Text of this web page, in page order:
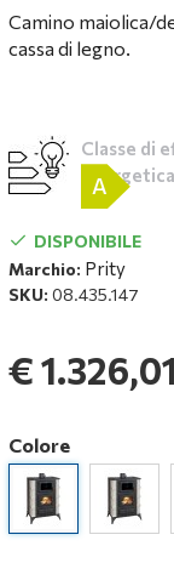
Camino maiolica/
cassa di legno.
Classe di
energetica
A
DISPONIBILE
Marchio: Prity
SKU: 08.435.147
€ 1.326,01
Colore